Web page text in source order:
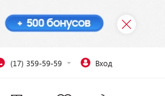
(17) 359-59-59 Вход